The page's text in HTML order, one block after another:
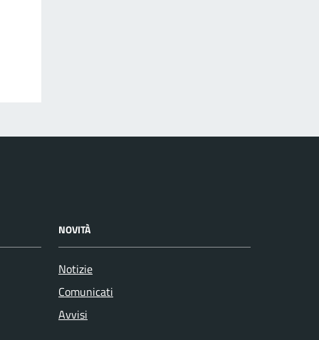
NOVITÀ
Notizie
Comunicati
Avvisi